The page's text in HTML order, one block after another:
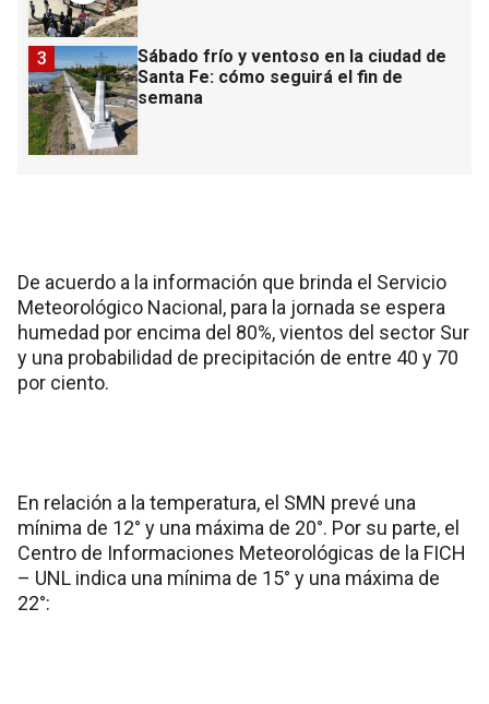
Sábado frío y ventoso en la ciudad de
Santa Fe: cómo seguirá el fin de
semana
3
De acuerdo a la información que brinda el Servicio
Meteorológico Nacional, para la jornada se espera
humedad por encima del 80%, vientos del sector Sur
y una probabilidad de precipitación de entre 40 y 70
por ciento.
En relación a la temperatura, el SMN prevé una
mínima de 12° y una máxima de 20°. Por su parte, el
Centro de Informaciones Meteorológicas de la FICH
– UNL indica una mínima de 15° y una máxima de
22°: